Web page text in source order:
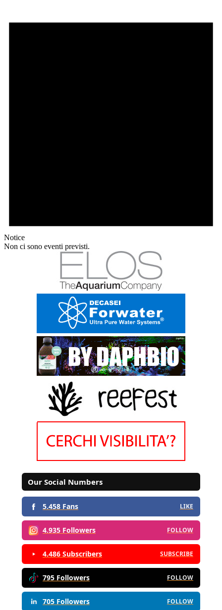
Notice
Non ci sono eventi previsti.
Our Social Numbers
5.458 Fans LIKE
4.935 Followers FOLLOW
4.486 Subscribers SUBSCRIBE
795 Followers FOLLOW
705 Followers FOLLOW